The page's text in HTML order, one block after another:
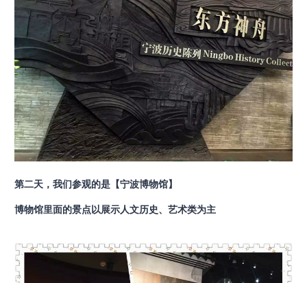
第二天，我们参观的是【宁波博物馆】
博物馆里面的景点以展示人文历史、艺术类为主